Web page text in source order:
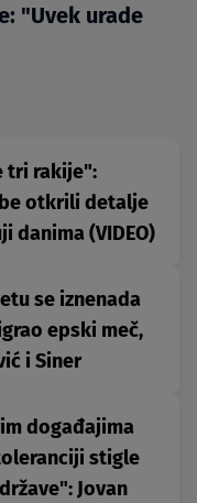
"Uvek urade
tri rakije":
otkrili detalje
danima (VIDEO)
se iznenada
epski meč,
i Siner
događajima
stigle
Jovan